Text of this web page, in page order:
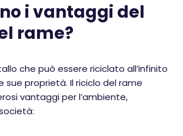
i vantaggi del
rame?
che può essere riciclato all’infinito
sue proprietà. Il riciclo del rame
vantaggi per l’ambiente,